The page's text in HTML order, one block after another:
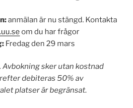
anmälan är nu stängd. Kontakta
om du har frågor
Fredag den 29 mars
Avbokning sker utan kostnad
debiteras 50% av
platser är begränsat.